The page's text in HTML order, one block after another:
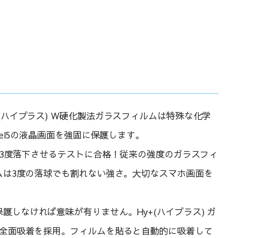
イプラス) W硬化製法ガラスフィルムは特殊な化学
の液晶画面を強固に保護します。
落下させるテストに合格！従来の強度のガラスフィ
3度の落球でも割れない強さ。大切なスマホ画面を
しなければ意味が有りません。Hy+(ハイプラス) ガ
面吸着を採用。フィルムを貼ると自動的に吸着して